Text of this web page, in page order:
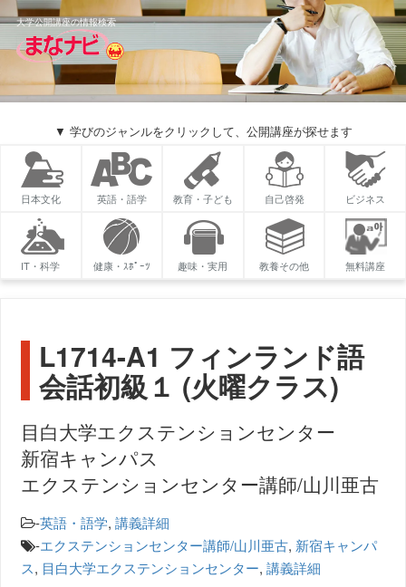
大学公開講座の情報検索
▼ 学びのジャンルをクリックして、公開講座が探せます
日本文化 英語・語学 教育・子ども 自己啓発 ビジネス
IT・科学 健康・ｽﾎﾟｰﾂ 趣味・実用 教養その他 無料講座
L1714-A1 フィンランド語
会話初級１ (火曜クラス)
目白大学エクステンションセンター
新宿キャンパス
エクステンションセンター講師/山川亜古
-英語・語学,講義詳細
-エクステンションセンター講師/山川亜古, 新宿キャンパ
ス, 目白大学エクステンションセンター,講義詳細